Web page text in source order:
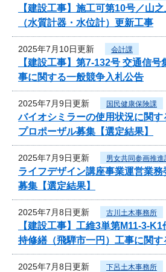
【建設工事】施工可第10号／山
（水質計器・水位計）更新工事
2025年7月10日更新 会計課
【建設工事】第7-132号 交通信
事に関する一般競争入札公告
2025年7月9日更新 国民健康保険課
バイオシミラーの使用状況に関
プロポーザル募集【選定結果】
2025年7月9日更新 男女共同参画推進
ライフデザイン講座事業運営業
募集【選定結果】
2025年7月8日更新 古川土木事務所
【建設工事】工維3単第M11-3-
持修繕（飛騨市一円）工事に関
2025年7月8日更新 下呂土木事務所